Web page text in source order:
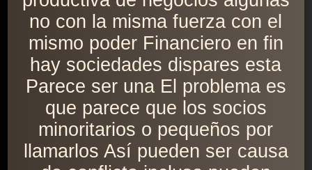
no con la misma fuerza con el
mismo poder Financiero en fin
hay sociedades dispares esta
Parece ser una El problema es
que parece que los socios
minoritarios o pequeños por
llamarlos Así pueden ser causa